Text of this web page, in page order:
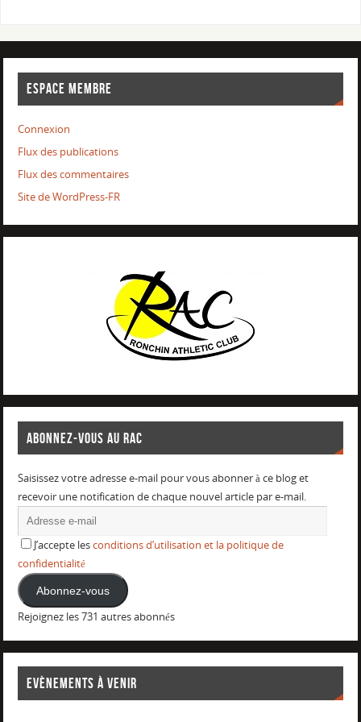
ESPACE MEMBRE
Connexion
Flux des publications
Flux des commentaires
Site de WordPress-FR
ABONNEZ-VOUS AU RAC
Saisissez votre adresse e-mail pour vous abonner à ce blog et
recevoir une notification de chaque nouvel article par e-mail.
J’accepte lesconditions d’utilisation et la politique de
confidentialité
Abonnez-vous
Rejoignez les 731 autres abonnés
EVÈNEMENTS À VENIR